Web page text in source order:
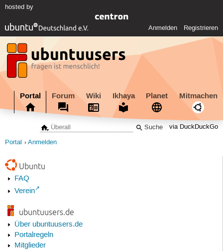
hosted by
Anmelden Registrieren
Portal Forum Wiki Ikhaya Planet Mitmachen
via DuckDuckGo
Portal Anmelden
Ubuntu
FAQ
Verein
ubuntuusers.de
Über ubuntuusers.de
Portalregeln
Mitglieder